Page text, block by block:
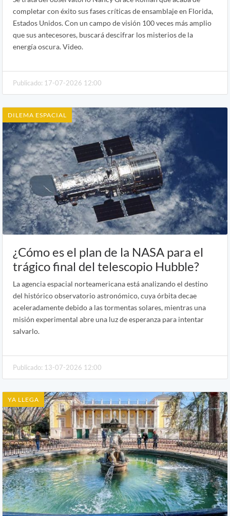
completar con éxito sus fases críticas de ensamblaje en Florida,
Estados Unidos. Con un campo de visión 100 veces más amplio
que sus antecesores, buscará descifrar los misterios de la
energía oscura. Video.
Publicado: 17-07-2026 12:00
DILEMA ESPACIAL
¿Cómo es el plan de la NASA para el
trágico final del telescopio Hubble?
La agencia espacial norteamericana está analizando el destino
del histórico observatorio astronómico, cuya órbita decae
aceleradamente debido a las tormentas solares, mientras una
misión experimental abre una luz de esperanza para intentar
salvarlo.
Publicado: 13-07-2026 12:00
YA LLEGA